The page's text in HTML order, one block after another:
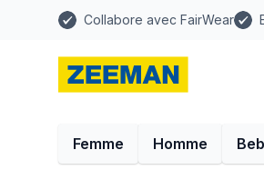
Collabore avec FairWear
Femme Homme